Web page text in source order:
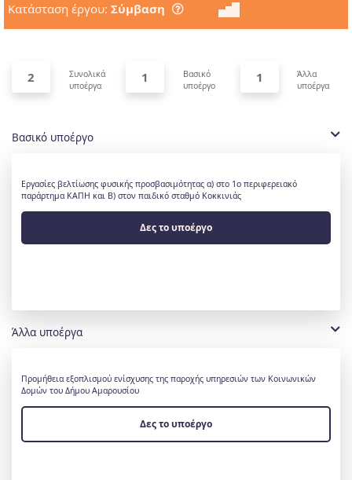
Κατάσταση έργου: Σύμβαση
2
Συνολικά
υποέργα
1
Βασικό
υποέργο
1
Άλλα
υποέργα
Βασικό υποέργο
Εργασίες βελτίωσης φυσικής προσβασιμότητας α) στο 1ο περιφερειακό
παράρτημα ΚΑΠΗ και Β) στον παιδικό σταθμό Κοκκινιάς
Δες το υποέργο
Άλλα υποέργα
Προμήθεια εξοπλισμού ενίσχυσης της παροχής υπηρεσιών των Κοινωνικών
Δομών του Δήμου Αμαρουσίου
Δες το υποέργο